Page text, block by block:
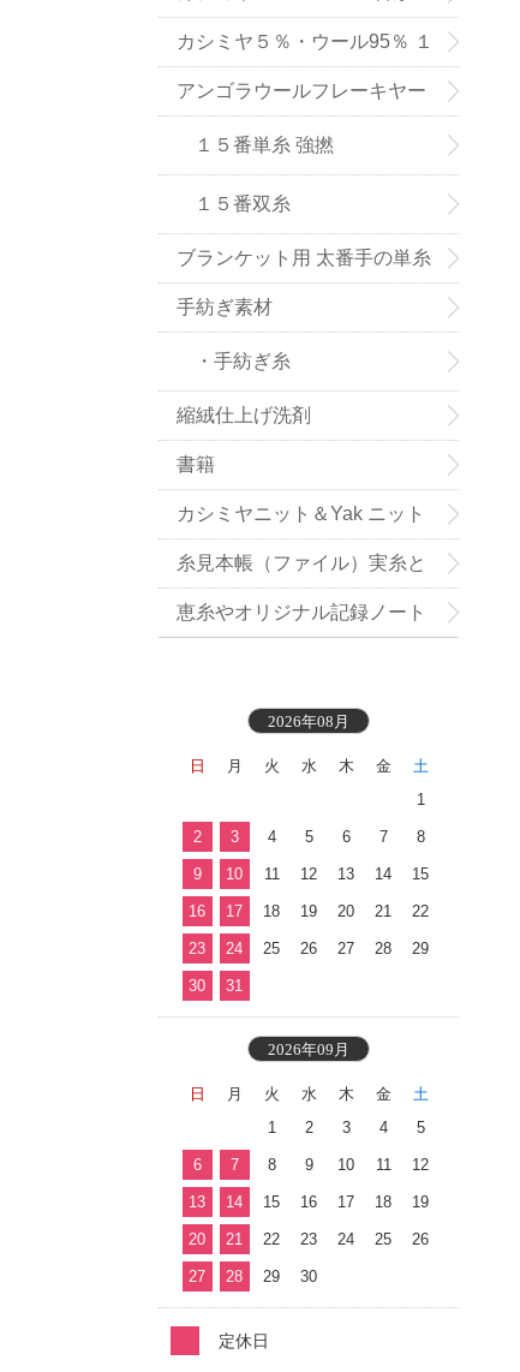
（在庫限りで販売終了）
カシミヤ５％・ウール95％ １
６番単糸
アンゴラウールフレーキヤー
ン １５番糸
１５番単糸 強撚
１５番双糸
ブランケット用 太番手の単糸
手紡ぎ素材
・手紡ぎ糸
縮絨仕上げ洗剤
書籍
カシミヤニット＆Yak ニット
小物お買い得
糸見本帳（ファイル）実糸と
織地見本付き
恵糸やオリジナル記録ノート
2026年08月
日 月 火 水 木 金
土
1
2 3 4 5 6 7 8
9 10 11 12 13 14 15
16 17 18 19 20 21 22
23 24 25 26 27 28 29
30 31
2026年09月
日 月 火 水 木 金
土
1
2 3 4 5
6 7 8 9 10 11 12
13 14 15 16 17 18 19
20 21 22 23 24 25 26
27 28 29 30
定休日